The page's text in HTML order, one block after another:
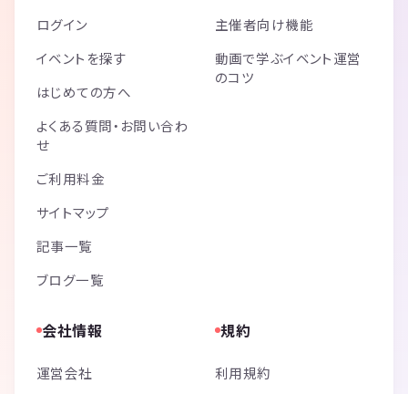
ログイン
イベントを探す
はじめての方へ
よくある質問・お問い合わ
せ
ご利用料金
サイトマップ
記事一覧
ブログ一覧
主催者向け機能
動画で学ぶイベント運営
のコツ
会社情報
運営会社
規約
利用規約